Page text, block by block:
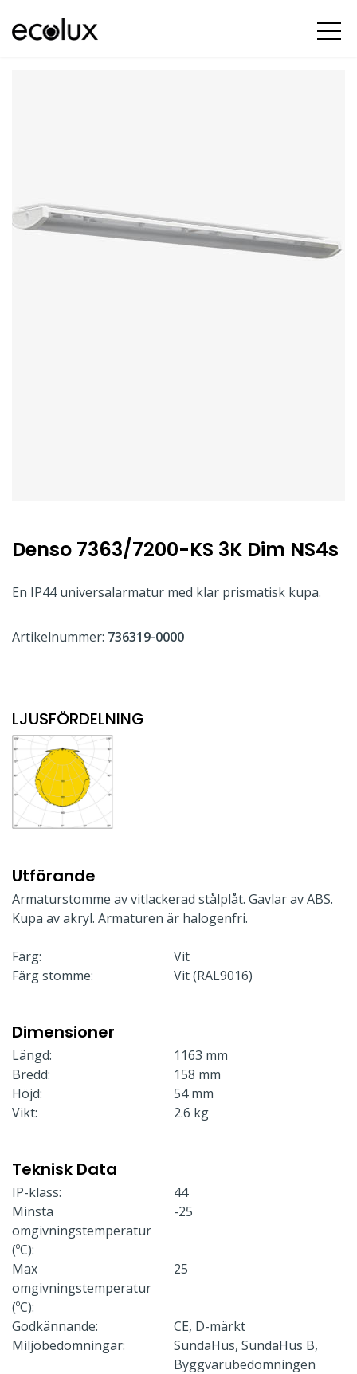
Denso 7363/7200-KS 3K Dim NS4s
En IP44 universalarmatur med klar prismatisk kupa.
Artikelnummer: 736319-0000
LJUSFÖRDELNING
Utförande
Armaturstomme av vitlackerad stålplåt. Gavlar av ABS.
Kupa av akryl. Armaturen är halogenfri.
Färg:
Vit
Färg stomme:
Vit (RAL9016)
Dimensioner
Längd:
1163 mm
Bredd:
158 mm
Höjd:
54 mm
Vikt:
2.6 kg
Teknisk Data
IP-klass:
44
Minsta
omgivningstemperatur
(ºC):
-25
Max
omgivningstemperatur
(ºC):
25
Godkännande:
CE, D-märkt
Miljöbedömningar:
SundaHus, SundaHus B,
Byggvarubedömningen